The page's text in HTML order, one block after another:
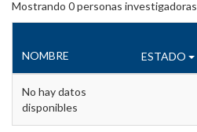
Mostrando 0personas investigadoras
NOMBRE ESTADO
No hay datos
disponibles